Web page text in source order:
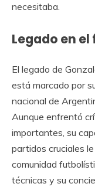
necesitaba.
Legado en
El legado de
está marcado por
nacional de
Aunque enfrentó
importantes, su
partidos cruciales
comunidad
técnicas y su